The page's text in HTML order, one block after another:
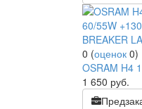
0 (оценок 0)
OSRAM H4
1 650 руб.